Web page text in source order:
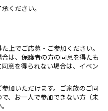
ください。
上でご応募・ご参加ください。
は、保護者の方の同意を得たも
意を得られない場合は、イベン
加いただけます。ご家族のご同
、お一人で参加できない方（未